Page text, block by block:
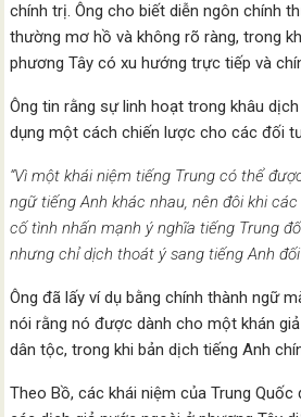
chính trị. Ông cho biết diễn ngôn chính
thường mơ hồ và không rõ ràng, trong
phương Tây có xu hướng trực tiếp và
Ông tin rằng sự linh hoạt trong khâu
dụng một cách chiến lược cho các đối
“Vì một khái niệm tiếng Trung có thể
ngữ tiếng Anh khác nhau, nên đôi khi
cố tình nhấn mạnh ý nghĩa tiếng Trung
nhưng chỉ dịch thoát ý sang tiếng Anh
Ông đã lấy ví dụ bằng chính thành ngữ
nói rằng nó được dành cho một khán
dân tộc, trong khi bản dịch tiếng Anh
Theo Bồ, các khái niệm của Trung